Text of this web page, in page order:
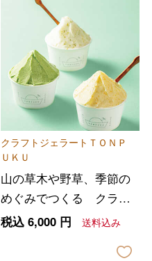
クラフトジェラートＴＯＮＰ
ＵＫＵ
山の草木や野草、季節の
めぐみでつくる クラフ
トジェラート６個セット
税込 6,000円 送料込み